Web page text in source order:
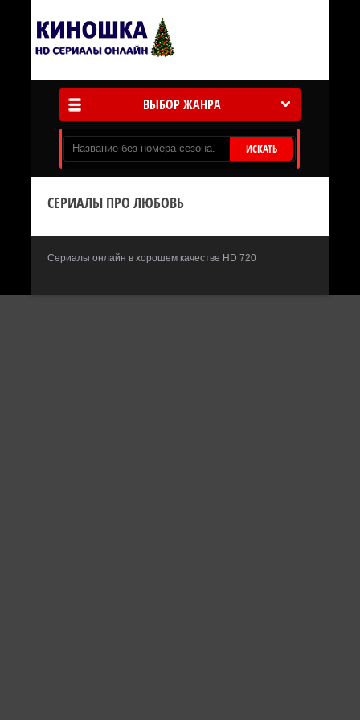
ВЫБОР ЖАНРА
ИСКАТЬ
СЕРИАЛЫ ПРО ЛЮБОВЬ
Сериалы онлайн в хорошем качестве HD 720